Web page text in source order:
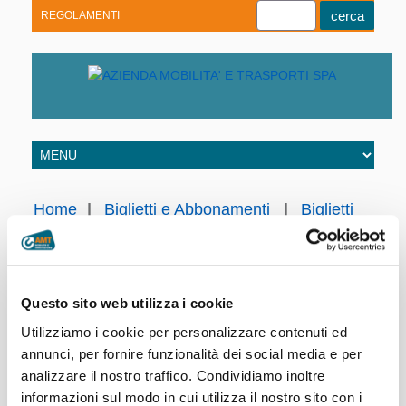
Questo sito web utilizza i cookie
Utilizziamo i cookie per personalizzare contenuti ed
annunci, per fornire funzionalità dei social media e per
analizzare il nostro traffico. Condividiamo inoltre
informazioni sul modo in cui utilizza il nostro sito con i
REGOLAMENTI
Home Biglietti e Abbonamenti
Biglietti
turistici
Biglietto una corsa singola linea
782 Santa Margherita Ligure – Portofino
corsa semplice(€ 5,00) vale una corsa sullalinea 782
che collega Santa Margherita Ligure a Portofino.
Il biglietto deve essere convalidato e conservato per tutta la
durata del viaggio ed esibito al personale di verifica in caso